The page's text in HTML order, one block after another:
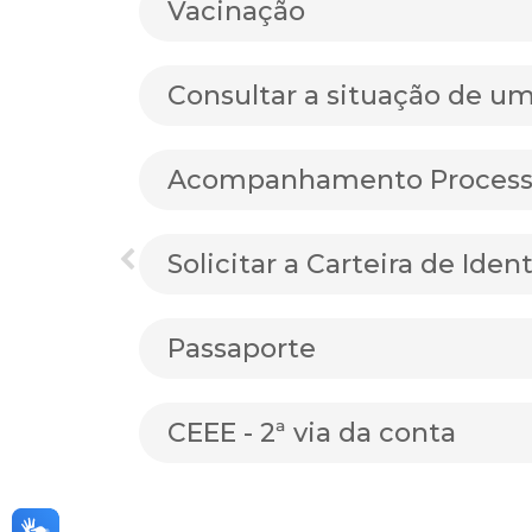
Vacinação
Consultar a situação de
Acompanhamento
Solicitar a Carteira de
Passaporte
CEEE - 2ª via da conta